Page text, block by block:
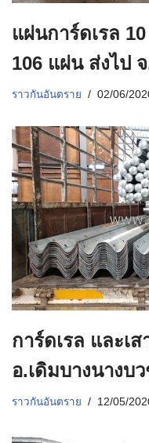
แผ่นการ์ดเรล
106 แผ่น ส่งไป
ราวกันอันตราย 02/06/
การ์ดเรล และเ
อ.เดิมบางนางบ
ราวกันอันตราย 12/05/